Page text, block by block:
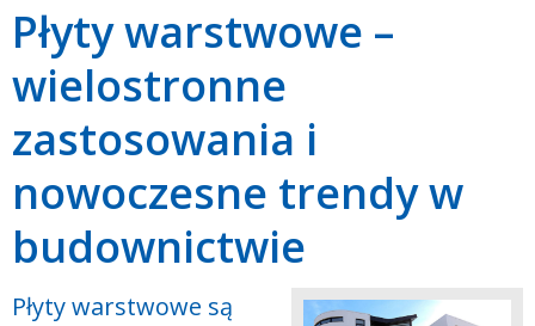
Płyty warstwowe –
wielostronne
zastosowania i
nowoczesne trendy w
budownictwie
Płyty warstwowe są